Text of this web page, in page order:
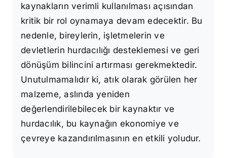
kaynakların verimli kullanılması açısından
kritik bir rol oynamaya devam edecektir. Bu
nedenle, bireylerin, işletmelerin ve
devletlerin hurdacılığı desteklemesi ve geri
dönüşüm bilincini artırması gerekmektedir.
Unutulmamalıdır ki, atık olarak görülen her
malzeme, aslında yeniden
değerlendirilebilecek bir kaynaktır ve
hurdacılık, bu kaynağın ekonomiye ve
çevreye kazandırılmasının en etkili yoludur.